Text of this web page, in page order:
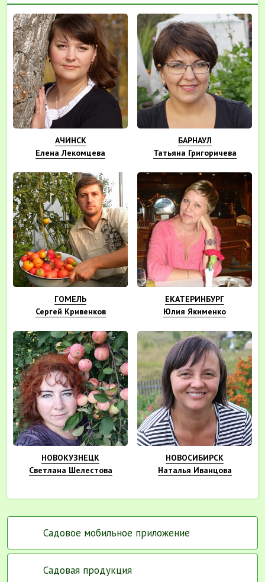
АЧИНСК
Елена Лекомцева
БАРНАУЛ
Татьяна Григоричева
ГОМЕЛЬ
Сергей Кривенков
ЕКАТЕРИНБУРГ
Юлия Якименко
НОВОКУЗНЕЦК
Светлана Шелестова
НОВОСИБИРСК
Наталья Иванцова
Садовое мобильное приложение
Садовая продукция